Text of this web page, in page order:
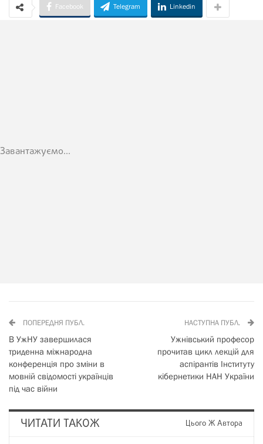
Facebook Telegram Linkedin
Завантажуємо...
ПОПЕРЕДНЯ ПУБЛ.
В УжНУ завершилася
триденна міжнародна
конференція про зміни в
мовній свідомості українців
під час війни
НАСТУПНА ПУБЛ.
Ужнівський професор
прочитав цикл лекцій для
аспірантів Інституту
кібернетики НАН України
ЧИТАТИ ТАКОЖ Цього Ж Автора